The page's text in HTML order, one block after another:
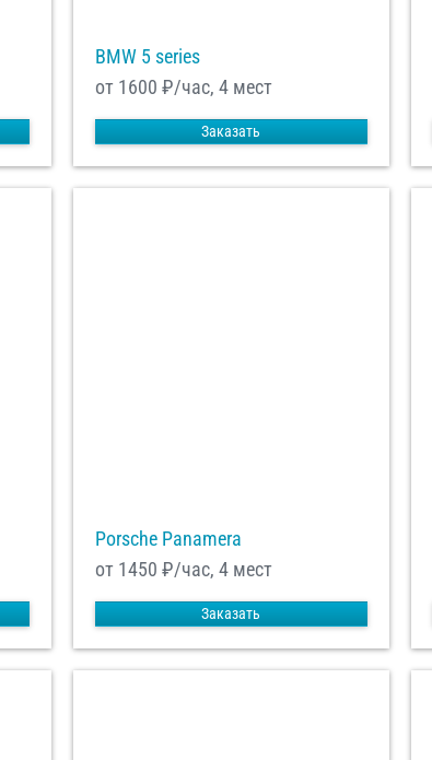
BMW 5 series
от 1600 ₽/час, 4 мест
Заказать
Porsche Panamera
от 1450 ₽/час, 4 мест
Заказать